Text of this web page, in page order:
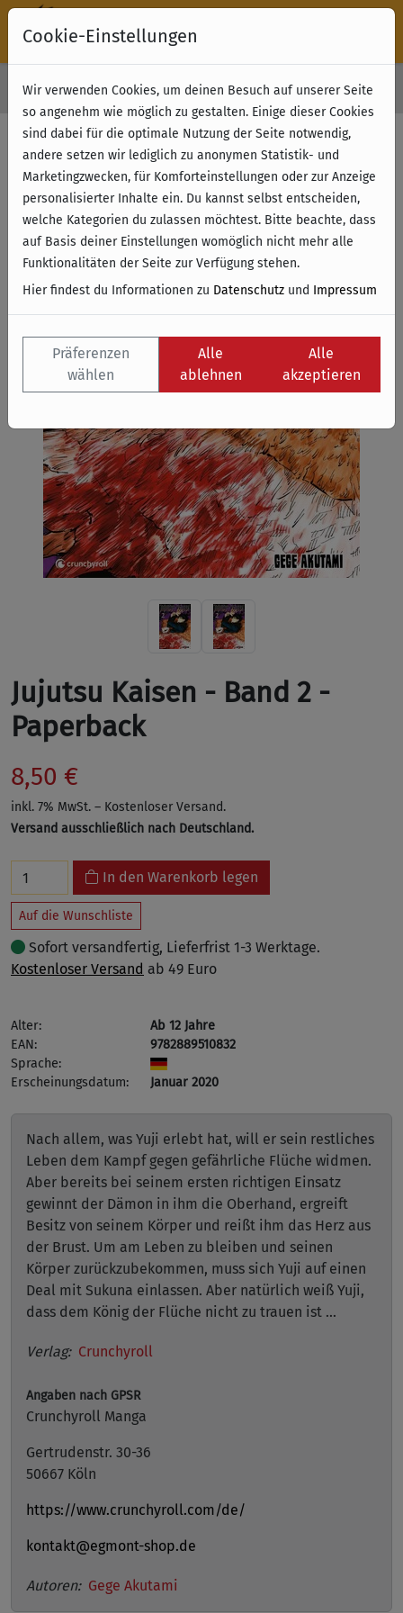
Kostenloser Versand & Retoure ab 49 € (innerhalb Deutschlands)
Jujutsu Kaisen - Band 2 -
Paperback
8,50 €
inkl. 7% MwSt. – Kostenloser Versand.
Versand ausschließlich nach Deutschland.
In den Warenkorb legen
Auf die Wunschliste
Sofort versandfertig, Lieferfrist 1-3 Werktage.
Kostenloser Versand ab 49 Euro
Alter:
Ab 12 Jahre
EAN:
9782889510832
Sprache:
Erscheinungsdatum:
Januar 2020
Nach allem, was Yuji erlebt hat, will er sein restliches
Leben dem Kampf gegen gefährliche Flüche widmen.
Aber bereits bei seinem ersten richtigen Einsatz
gewinnt der Dämon in ihm die Oberhand, ergreift
Besitz von seinem Körper und reißt ihm das Herz aus
der Brust. Um am Leben zu bleiben und seinen
Körper zurückzubekommen, muss sich Yuji auf einen
Deal mit Sukuna einlassen. Aber natürlich weiß Yuji,
dass dem König der Flüche nicht zu trauen ist ...
Verlag: Crunchyroll
Angaben nach GPSR
Crunchyroll Manga
Gertrudenstr. 30-36
50667 Köln
https://www.crunchyroll.com/de/
kontakt@egmont-shop.de
Autoren: Gege Akutami
Cookie-Einstellungen
Wir verwenden Cookies, um deinen Besuch auf unserer Seite
so angenehm wie möglich zu gestalten. Einige dieser Cookies
sind dabei für die optimale Nutzung der Seite notwendig,
andere setzen wir lediglich zu anonymen Statistik- und
Marketingzwecken, für Komforteinstellungen oder zur Anzeige
personalisierter Inhalte ein. Du kannst selbst entscheiden,
welche Kategorien du zulassen möchtest. Bitte beachte, dass
auf Basis deiner Einstellungen womöglich nicht mehr alle
Funktionalitäten der Seite zur Verfügung stehen.
Hier findest du Informationen zu Datenschutz und Impressum
Präferenzen
wählen
Alle
ablehnen
Alle
akzeptieren